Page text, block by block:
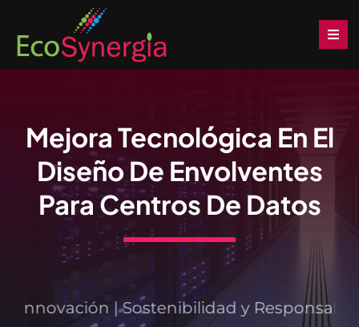
contenido
Soluciones
Productos
Servicios
Noticias
Mejora Tecnológica En El
Diseño De Envolventes
Para Centros De Datos
Innovación | Sostenibilidad y